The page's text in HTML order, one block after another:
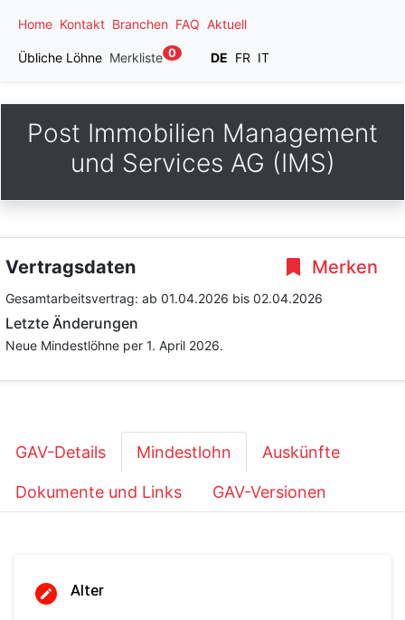
Home Kontakt Branchen FAQ Aktuell
Übliche Löhne Merkliste 0 DE FR IT
Post Immobilien Management
und Services AG (IMS)
Merken
Vertragsdaten
Gesamtarbeitsvertrag: ab 01.04.2026 bis 02.04.2026
Letzte Änderungen
Neue Mindestlöhne per 1. April 2026.
GAV-Details Mindestlohn Auskünfte
Dokumente und Links GAV-Versionen
Alter